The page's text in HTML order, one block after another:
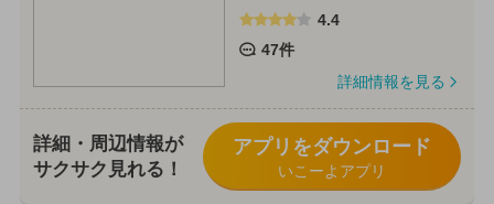
4.4
47件
詳細情報を見る
詳細・周辺情報が
サクサク見れる！
アプリをダウンロード
いこーよアプリ